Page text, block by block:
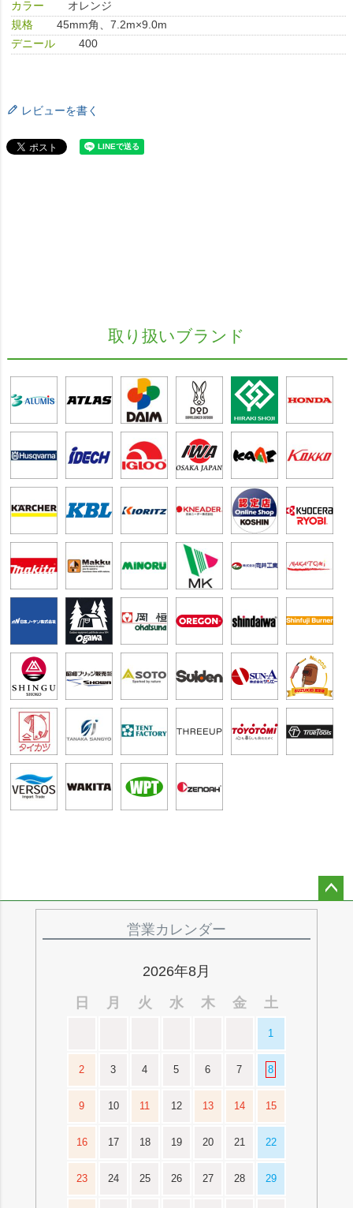
カラー
オレンジ
規格
45mm角、7.2m×9.0m
デニール
400
レビューを書く
取り扱いブランド
営業カレンダー
2026年8月
日
月 火 水 木 金 土
1
2 3 4 5 6 7 8
9 10 11 12 13 14 15
16 17 18 19 20 21 22
23 24 25 26 27 28 29